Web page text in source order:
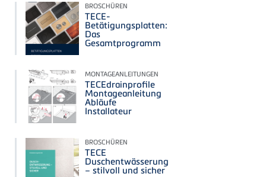
BROSCHÜREN
TECE-
Betätigungsplatten:
Das
Gesamtprogramm
MONTAGEANLEITUNGEN
TECEdrainprofile
Montageanleitung
Abläufe
Installateur
BROSCHÜREN
TECE
Duschentwässerung
– stilvoll und sicher